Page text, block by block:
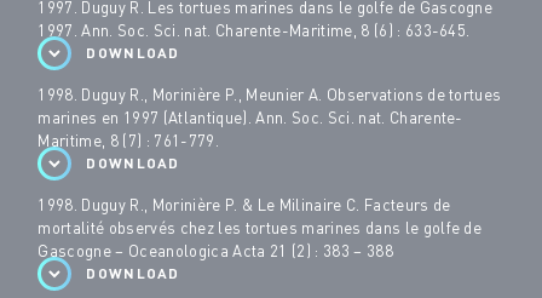
1997. Duguy R. Les tortues marines dans le golfe de Gascogne
1997. Ann. Soc. Sci. nat. Charente-Maritime, 8 (6) : 633-645.
DOWNLOAD
1998. Duguy R., Morinière P., Meunier A. Observations de tortues
marines en 1997 (Atlantique). Ann. Soc. Sci. nat. Charente-
Maritime, 8 (7) : 761-779.
DOWNLOAD
1998. Duguy R., Morinière P. & Le Milinaire C. Facteurs de
mortalité observés chez les tortues marines dans le golfe de
Gascogne – Oceanologica Acta 21 (2) : 383 – 388
DOWNLOAD